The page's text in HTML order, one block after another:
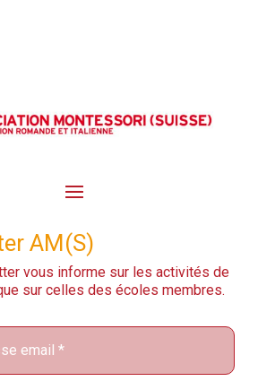
AM(S)
vous informe sur les activités de
sur celles des écoles membres.